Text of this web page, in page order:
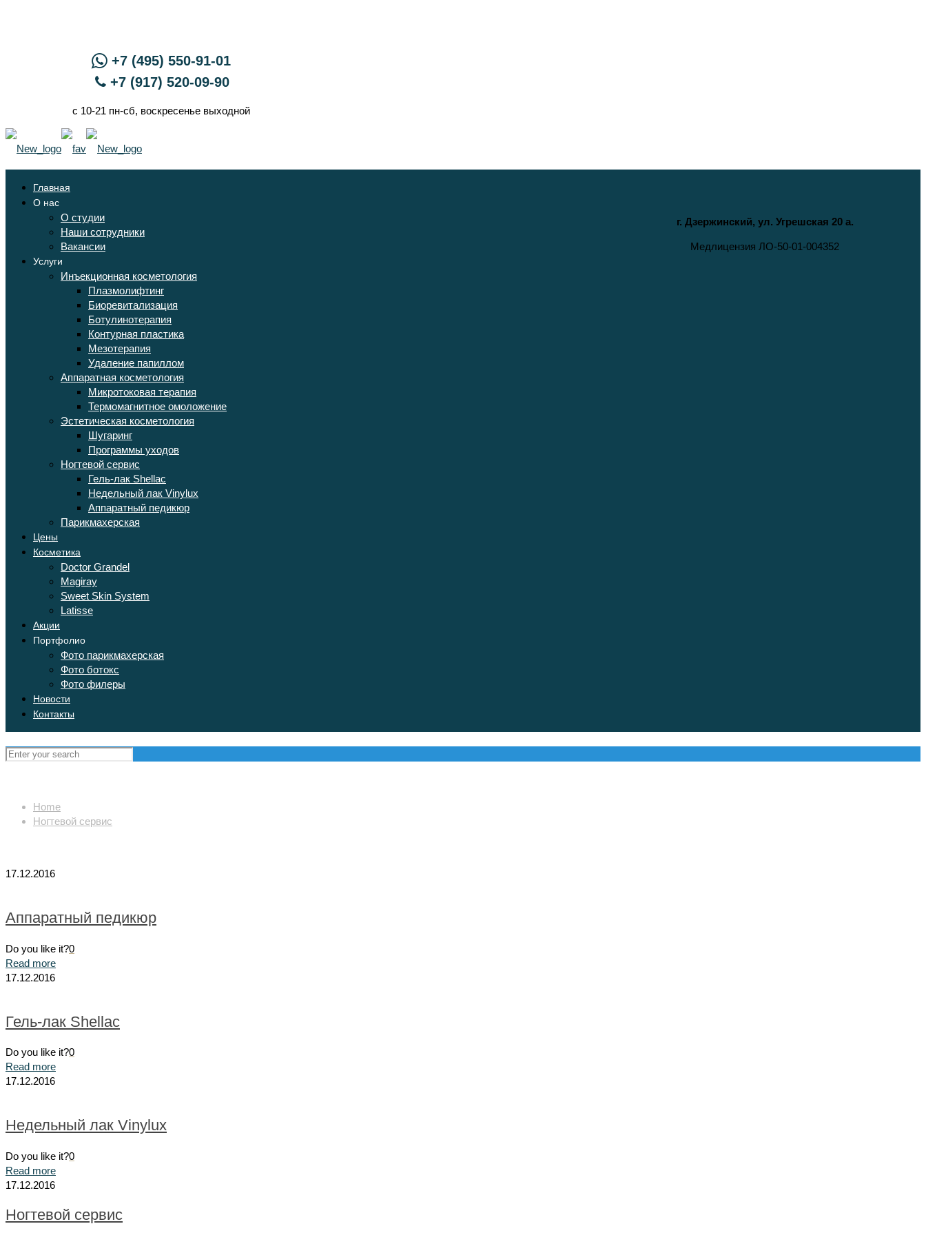
+7 (495) 550-91-01
+7 (917) 520-09-90
с 10-21 пн-сб, воскресенье выходной
г. Дзержинский, ул. Угрешская 20 а.
Медлицензия ЛО-50-01-004352
Главная
О нас
О студии
Наши сотрудники
Вакансии
Услуги
Инъекционная косметология
Плазмолифтинг
Биоревитализация
Ботулинотерапия
Контурная пластика
Мезотерапия
Удаление папиллом
Аппаратная косметология
Микротоковая терапия
Термомагнитное омоложение
Эстетическая косметология
Шугаринг
Программы уходов
Ногтевой сервис
Гель-лак Shellac
Недельный лак Vinylux
Аппаратный педикюр
Парикмахерская
Цены
Косметика
Doctor Grandel
Magiray
Sweet Skin System
Latisse
Акции
Портфолио
Фото парикмахерская
Фото ботокс
Фото филеры
Новости
Контакты
Home
Ногтевой сервис
17.12.2016
Аппаратный педикюр
Do you like it?0
Read more
17.12.2016
Гель-лак Shellac
Do you like it?0
Read more
17.12.2016
Недельный лак Vinylux
Do you like it?0
Read more
17.12.2016
Ногтевой сервис